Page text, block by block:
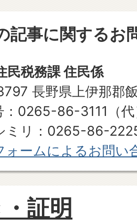
記事に関するお
民税務課 住民係
長野県上伊那郡
：0265-86-3111（
ミリ：0265-86-
ォームによるお問い
証明